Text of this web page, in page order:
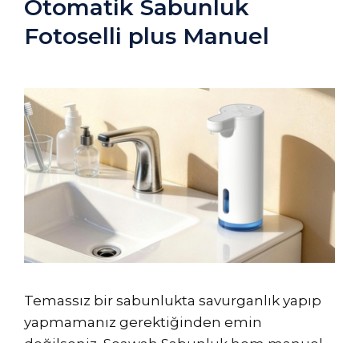
Otomatik Sabunluk
Fotoselli plus Manuel
Temassız bir sabunlukta savurganlık yapıp
yapmamanız gerektiğinden emin